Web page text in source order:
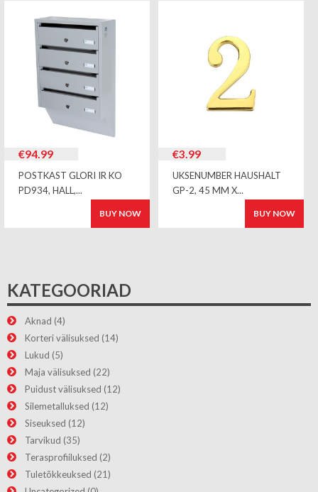
€94.99
POSTKAST GLORI IR KO
PD934, HALL,...
BUY NOW
€3.99
UKSENUMBER HAUSHALT
GP-2, 45 MM X...
BUY NOW
KATEGOORIAD
Aknad (4)
Korteri välisuksed (14)
Lukud (5)
Maja välisuksed (22)
Puidust välisuksed (12)
Silemetalluksed (12)
Siseuksed (12)
Tarvikud (35)
Terasprofiiluksed (2)
Tuletõkkeuksed (21)